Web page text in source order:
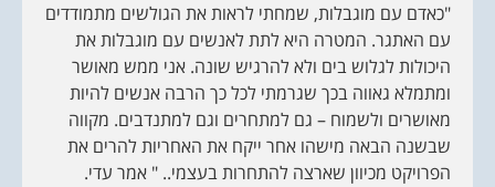
"כאדם עם מוגבלות, שמחתי לראות את הגולשים מתמודדים
עם האתגר. המטרה היא לתת לאנשים עם מוגבלות את
היכולות לגלוש בים ולא להרגיש שונה. אני ממש מאושר
ומתמלא גאווה בכך שגרמתי לכל כך הרבה אנשים להיות
מאושרים ולשמוח – גם למתחרים וגם למתנדבים. מקווה
שבשנה הבאה מישהו אחר ייקח את האחריות להרים את
הפרויקט מכיוון שארצה להתחרות בעצמי.. " אמר עדי.